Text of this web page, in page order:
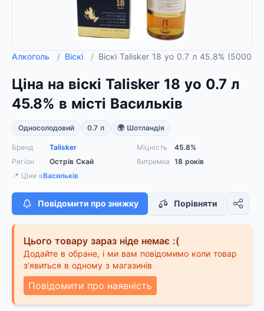
Алкоголь / Віскі / Віскі Talisker 18 yo 0.7 л 45.8%
Ціна на віскі Talisker 18 yo 0.7 л
45.8% в місті Васильків
Односолодовий 0.7 л 🌍 Шотландія
Бренд Talisker Міцність
45.8%
Регіон
Острів Скай Витримка 18 років
📍 Ціни вВасильків
Повідомити про знижку Порівняти
Цього товару зараз ніде немає :(
Додайте в обране, і ми вам повідомимо коли товар
з'явиться в одному з магазинів
Повідомити про наявність